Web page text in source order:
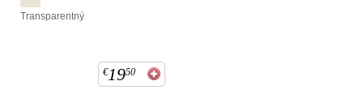
Transparentný
€1950